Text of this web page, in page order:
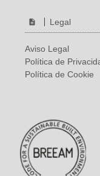
Legal
Aviso Legal
Política de
Política de Cookie